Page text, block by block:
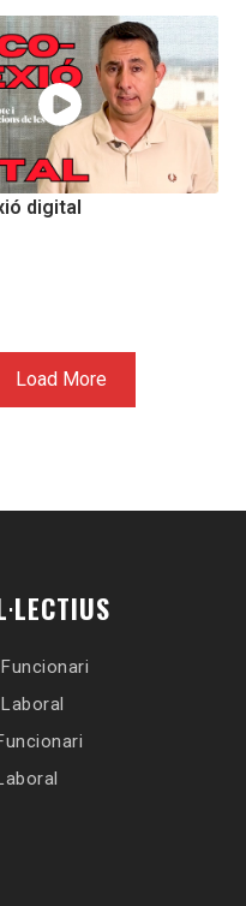
digital
Load More